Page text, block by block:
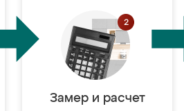
Замер и расчет